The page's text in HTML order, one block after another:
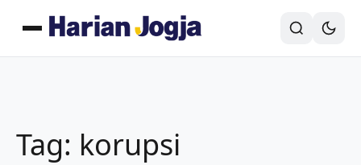
Tag: korupsi